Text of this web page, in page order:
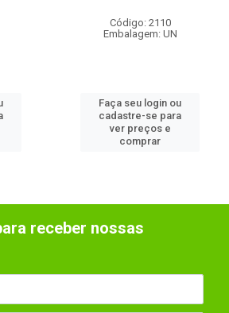
Código: 2110
Embalagem: UN
Faça seu login ou
cadastre-se para
ver preços e
comprar
receber nossas